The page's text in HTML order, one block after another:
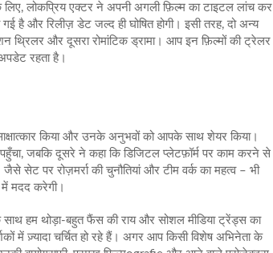
लोकप्रिय एक्टर ने अपनी अगली फ़िल्म का टाइटल लांच कर
है और रिलीज़ डेट जल्द ही घोषित होगी। इसी तरह, दो अन्य
और दूसरा रोमांटिक ड्रामा। आप इन फ़िल्मों की ट्रेलर
रहता है।
किया और उनके अनुभवों को आपके साथ शेयर किया।
जबकि दूसरे ने कहा कि डिजिटल प्लेटफ़ॉर्म पर काम करने से
सेट पर रोज़मर्रा की चुनौतियां और टीम वर्क का महत्व – भी
मदद करेगी।
साथ हम थोड़ा‑बहुत फैंस की राय और सोशल मीडिया ट्रेंड्स का
में ज़्यादा चर्चित हो रहे हैं। अगर आप किसी विशेष अभिनेता के